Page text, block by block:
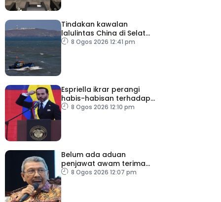
Tindakan kawalan
lalulintas China di Selat
Taiwan ‘tidak masuk akal’
8 Ogos 2026 12:41 pm
Espriella ikrar perangi
habis-habisan terhadap
pengganas narkotik
8 Ogos 2026 12:10 pm
Belum ada aduan
penjawat awam terima
tekanan daripada ahli
8 Ogos 2026 12:07 pm